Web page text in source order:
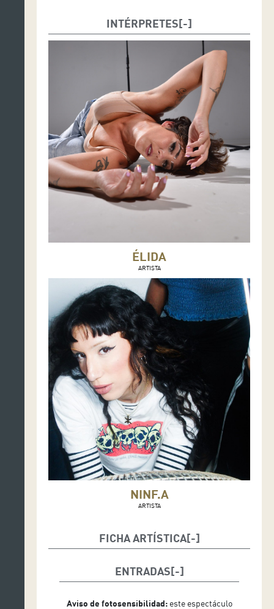
INTÉRPRETES
ÉLIDA
ARTISTA
NINF.A
ARTISTA
FICHA ARTÍSTICA
ENTRADAS
Aviso de fotosensibilidad: este espectáculo